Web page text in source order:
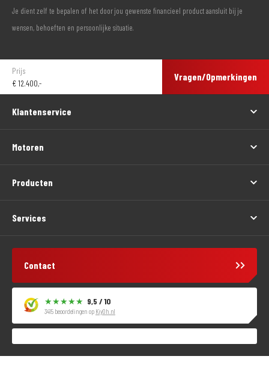
Je dient zelf te bepalen of het door jou gewenste financieel product aansluit bij je
wensen, behoeften en persoonlijke situatie.
Prijs
€12.400,-
Vragen/Opmerkingen
Klantenservice
Motoren
Producten
Services
Contact
9,5 / 10
3415 beoordelingen op KiyOh.nl